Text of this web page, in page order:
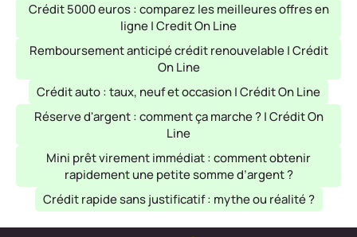
Crédit 5000 euros : comparez les meilleures offres en
ligne | Credit On Line
Remboursement anticipé crédit renouvelable | Crédit
On Line
Crédit auto : taux, neuf et occasion | Crédit On Line
Réserve d'argent : comment ça marche ? | Crédit On
Line
Mini prêt virement immédiat : comment obtenir
rapidement une petite somme d’argent ?
Crédit rapide sans justificatif : mythe ou réalité ?